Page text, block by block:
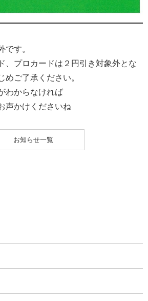
す。
、プロカードは２円引き対象外とな
めご了承ください。
わからなければ
声かけくださいね
お知らせ一覧